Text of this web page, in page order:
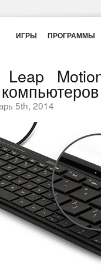
ИГРЫ ПРОГРАММЫ
Leap
5th, 2014